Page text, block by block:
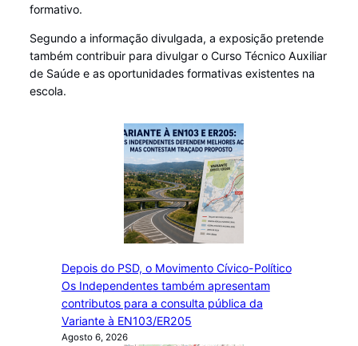
formativo.
Segundo a informação divulgada, a exposição pretende
também contribuir para divulgar o Curso Técnico Auxiliar
de Saúde e as oportunidades formativas existentes na
escola.
Depois do PSD, o Movimento Cívico-Político
Os Independentes também apresentam
contributos para a consulta pública da
Variante à EN103/ER205
Agosto 6, 2026